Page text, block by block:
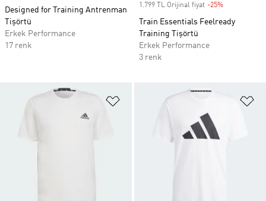
Designed for Training Antrenman
Tişörtü
Erkek Performance
17 renk
1.799 TL Orijinal fiyat -25%
Train Essentials Feelready
Training Tişörtü
Erkek Performance
3 renk
Favori Listesine Ekle